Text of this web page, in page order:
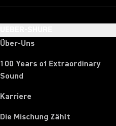
Über-Uns
100 Years of Extraordinary
Sound
Karriere
Die Mischung Zählt